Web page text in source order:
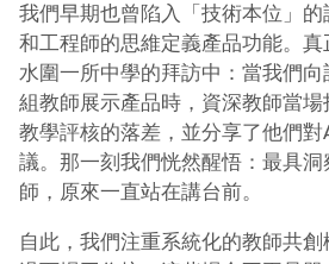
我們早期也曾陷入「技術本位」
和工程師的思維定義產品功能。
水圍一所中學的拜訪中：當我們
組教師展示產品時，資深教師當
教學評核的落差，並分享了他們
議。那一刻我們恍然醒悟：最具
師，原來一直站在講台前。
自此，我們注重系統化的教師共